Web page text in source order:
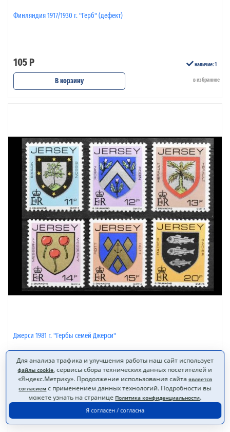
Финляндия 1917/1930 г. "Герб" (дефект)
105 Р наличие: 1
В корзину в избранное
Джерси 1981 г. "Гербы семей Джерси"
120 Р
В корзину в избранное
Для анализа трафика и улучшения работы наш сайт использует
файлы cookie, сервисы сбора технических данных посетителей и
«Яндекс.Метрику». Продолжение использования сайта является
согласием с применением данных технологий. Подробности вы
можете узнать на странице Политика конфиденциальности.
Я согласен / согласна